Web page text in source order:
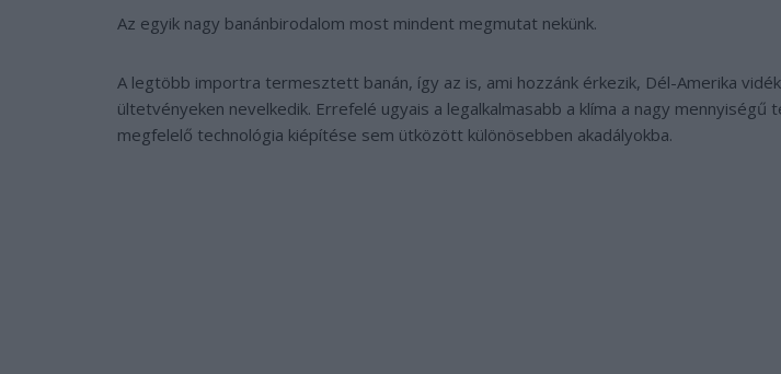
Az egyik nagy banánbirodalom most mindent megmutat nekünk.
A legtöbb importra termesztett banán, így az is, ami hozzánk érkezik, Dél-Amerika
ültetvényeken nevelkedik. Errefelé ugyais a legalkalmasabb a klíma a nagy mennyiségű
megfelelő technológia kiépítése sem ütközött különösebben akadályokba.